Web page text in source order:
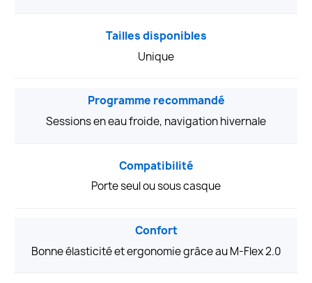
Tailles disponibles
Unique
Programme recommandé
Sessions en eau froide, navigation hivernale
Compatibilité
Porte seul ou sous casque
Confort
Bonne élasticité et ergonomie grâce au M-Flex 2.0